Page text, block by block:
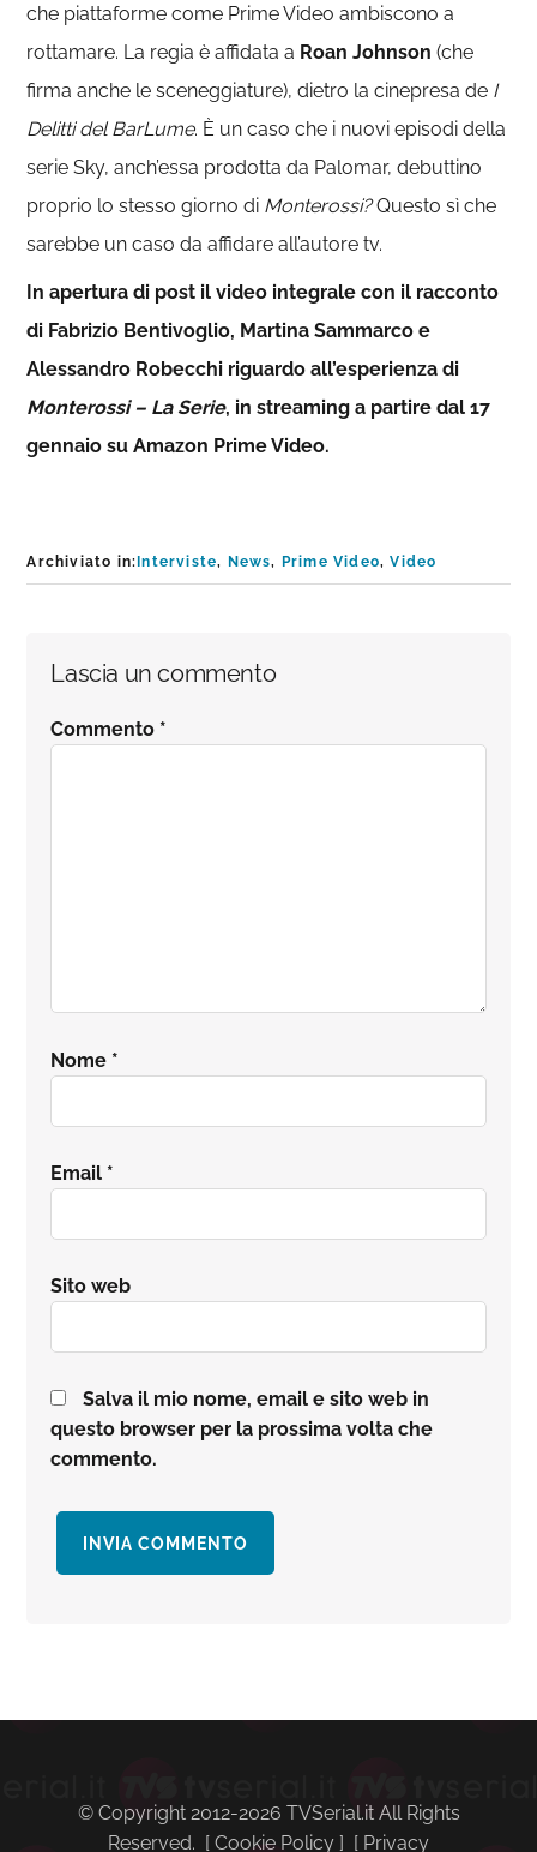
che piattaforme come Prime Video ambiscono a
rottamare. La regia è affidata a Roan Johnson (che
firma anche le sceneggiature), dietro la cinepresa de I
Delitti del BarLume. È un caso che i nuovi episodi della
serie Sky, anch’essa prodotta da Palomar, debuttino
proprio lo stesso giorno di Monterossi?Questo sì che
sarebbe un caso da affidare all’autore tv.
In apertura di post il video integrale con il racconto
di Fabrizio Bentivoglio, Martina Sammarco e
Alessandro Robecchi riguardo all’esperienza di
Monterossi – La Serie, in streaming a partire dal 17
gennaio su Amazon Prime Video.
Archiviato in:Interviste, News, Prime Video,Video
Interazioni
del
Lascia un commento
Commento *
Nome *
Email *
Sito web
Salva il mio nome, email e sito web in
questo browser per la prossima volta che
commento.
primaria
© Copyright 2012-2026 TVSerial.it All Rights
Reserved. [ Cookie Policy ] [ Privacy